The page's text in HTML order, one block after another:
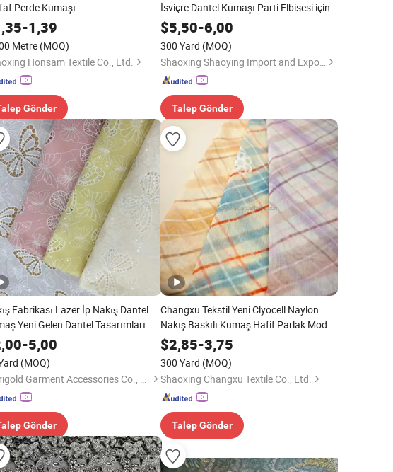
Perde Kumaşı
-1,39
Metre (MOQ)
Honsam Textile Co., Ltd.
Gönder
İsviçre Dantel Kumaşı Parti Elbisesi için
$5,50-6,00
300 Yard (MOQ)
Shaoxing Shaoying Import and Export Co., Ltd.
Talep Gönder
Fabrikası Lazer İp Nakış Dantel
Yeni Gelen Dantel Tasarımları
-5,00
(MOQ)
Marigold Garment Accessories Co., Ltd.
Gönder
Changxu Tekstil Yeni Clyocell Naylon
Nakış Baskılı Kumaş Hafif Parlak Moda
Elbise Gömlek Kore Giysi Kumaşı
$2,85-3,75
300 Yard (MOQ)
Shaoxing Changxu Textile Co., Ltd.
Talep Gönder